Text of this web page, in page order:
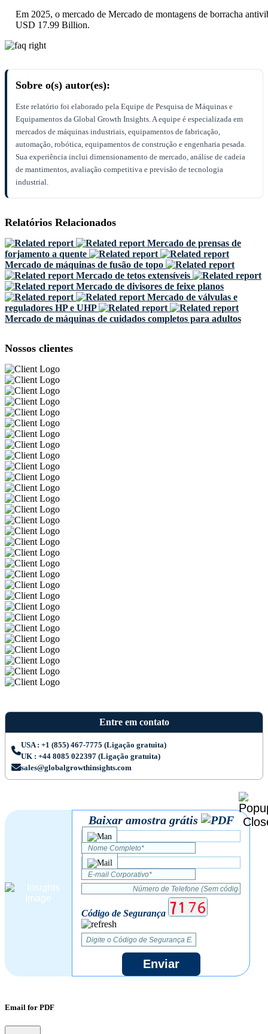
Em 2025, o mercado de Mercado de montagens de borracha
USD 17.99 Billion.
Sobre o(s) autor(es):
Este relatório foi elaborado pela Equipe de Pesquisa de Máquinas e
Equipamentos da Global Growth Insights. A equipe é especializada em
mercados de máquinas industriais, equipamentos de fabricação,
automação, robótica, equipamentos de construção e engenharia pesada.
Sua experiência inclui dimensionamento de mercado, análise de cadeia
de mantimentos, avaliação competitiva e previsão de tecnologia
industrial.
Relatórios Relacionados
Mercado de prensas de
forjamento a quente
Mercado de máquinas de fusão de topo
Mercado de tetos extensíveis
Mercado de divisores de feixe planos
Mercado de válvulas e
reguladores HP e UHP
Mercado de máquinas de cuidados completos para adultos
Nossos clientes
Entre em contato
USA : +1 (855) 467-7775 (Ligação gratuita)
UK : +44 8085 022397 (Ligação gratuita)
sales@globalgrowthinsights.com
Baixar amostra grátis
Código de Segurança
Enviar
Email for PDF